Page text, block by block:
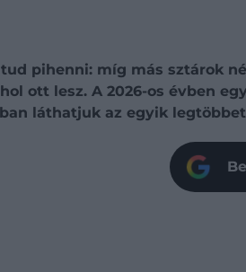
pihenni: míg más sztárok
ott lesz. A 2026-os évben
láthatjuk az egyik